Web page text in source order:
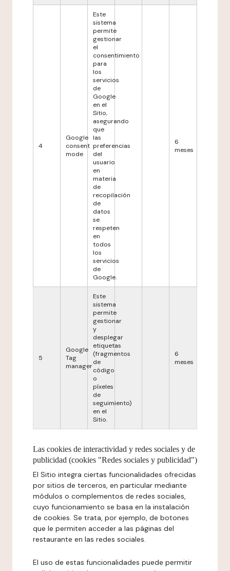
4
Google
consent
mode
Este
sistema
permite
gestionar
el
consentimiento
para
los
servicios
de
Google
en el
Sitio,
asegurando
que
las
preferencias
del
usuario
en
materia
de
recopilación
de
datos
se
respeten
en
todos
los
servicios
de
Google.
6
meses
5
Google
Tag
manager
Este
sistema
permite
gestionar
y
desplegar
etiquetas
(fragmentos
de
código
o
píxeles
de
seguimiento)
en el
Sitio.
6
meses
Las cookies de interactividad y redes sociales y de
publicidad (cookies "Redes sociales y publicidad")
El Sitio integra ciertas funcionalidades ofrecidas
por sitios de terceros, en particular mediante
módulos o complementos de redes sociales,
cuyo funcionamiento se basa en la instalación
de cookies. Se trata, por ejemplo, de botones
que le permiten acceder a las páginas del
restaurante en las redes sociales.
El uso de estas funcionalidades puede permitir